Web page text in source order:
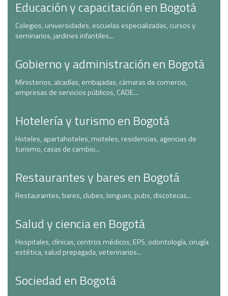
Educación y capacitación en Bogotá
Colegios, universidades, escuelas especializadas, cursos y
seminarios, jardines infantiles...
Gobierno y administración en Bogotá
Ministerios, alcadías, embajadas, cámaras de comercio,
empresas de servicios públicos, CADE...
Hotelería y turismo en Bogotá
Hoteles, apartahoteles, moteles, residencias, agencias de
turismo, casas de cambio...
Restaurantes y bares en Bogotá
Restaurantes, bares, clubes, longues, pubs, discotecas...
Salud y ciencia en Bogotá
Hospitales, clínicas, centros médicos, EPS, odontología, cirugía
estética, salud prepagada, veterinarios...
Sociedad en Bogotá